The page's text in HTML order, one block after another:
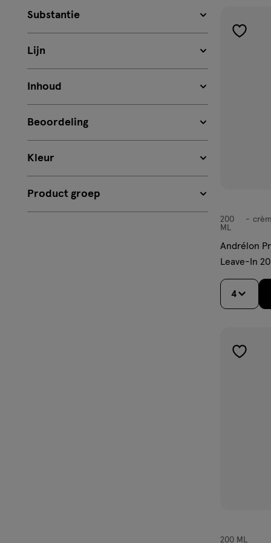
Substantie
Lijn
Inhoud
Beoordeling
Kleur
Product groep
crème
200
ML
Andrélon
Leave-In
4
200 ML